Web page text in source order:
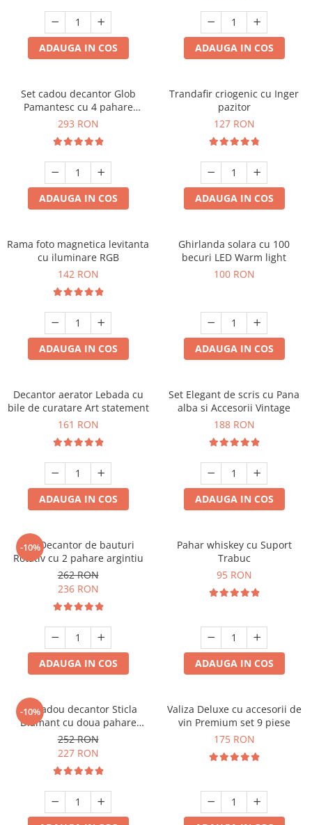
Cadouri Fete
Pentru Copilul din tine
Cadouri Haioase
Cadouri Majorat
Cadouri pentru Nasi
Cadouri pentru Bunici
Cadouri pentru Sefi
Cel ce are tot
Cani si Termosuri
Jocuri si Puzzle
Produse pentru Calatorie
Cadouri Sfantul Alexandru
Cadouri Sfanta Ana
Cadouri Sfanta Maria
Cadouri Sfintii Mihail si Gavriil
ADAUGA IN COS ADAUGA IN COS
Set cadou decantor Glob
Pamantesc cu 4 pahare
Deluxe
293 RON
ADAUGA IN COS
Trandafir criogenic cu Inger
pazitor
127 RON
ADAUGA IN COS
Rama foto magnetica levitanta
cu iluminare RGB
142 RON
ADAUGA IN COS
Ghirlanda solara cu 100
becuri LED Warm light
100 RON
ADAUGA IN COS
Decantor aerator Lebada cu
bile de curatare Art statement
161 RON
ADAUGA IN COS
Set Elegant de scris cu Pana
alba si Accesorii Vintage
188 RON
ADAUGA IN COS
-10%
Set Decantor de bauturi
Rotativ cu 2 pahare argintiu
262 RON
236 RON
ADAUGA IN COS
Pahar whiskey cu Suport
Trabuc
95 RON
ADAUGA IN COS
-10%
Set cadou decantor Sticla
Diamant cu doua pahare
Deluxe
252 RON
227 RON
Valiza Deluxe cu accesorii de
vin Premium set 9 piese
175 RON